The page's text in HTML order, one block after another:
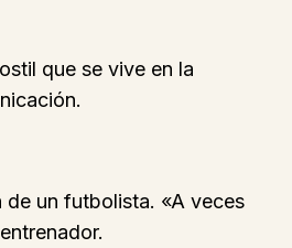
que se vive en la
de un futbolista. «A veces